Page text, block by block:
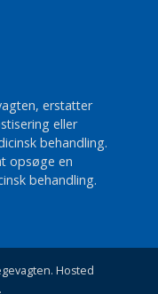
erstatter
eller
behandling.
opsøge en
behandling.
Hosted